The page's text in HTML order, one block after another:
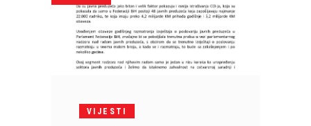
VIJESTI